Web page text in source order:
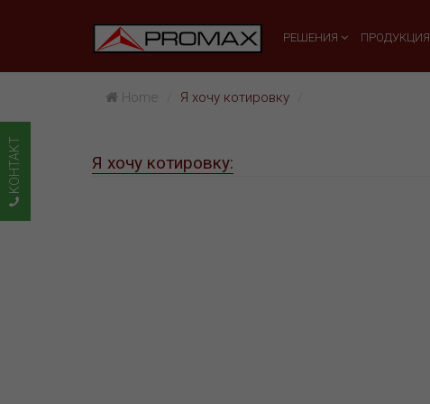
РЕШЕНИЯ ПРОДУКЦИЯ
Home Я хочу котировку
Я хочу котировку:
KOHTAKT